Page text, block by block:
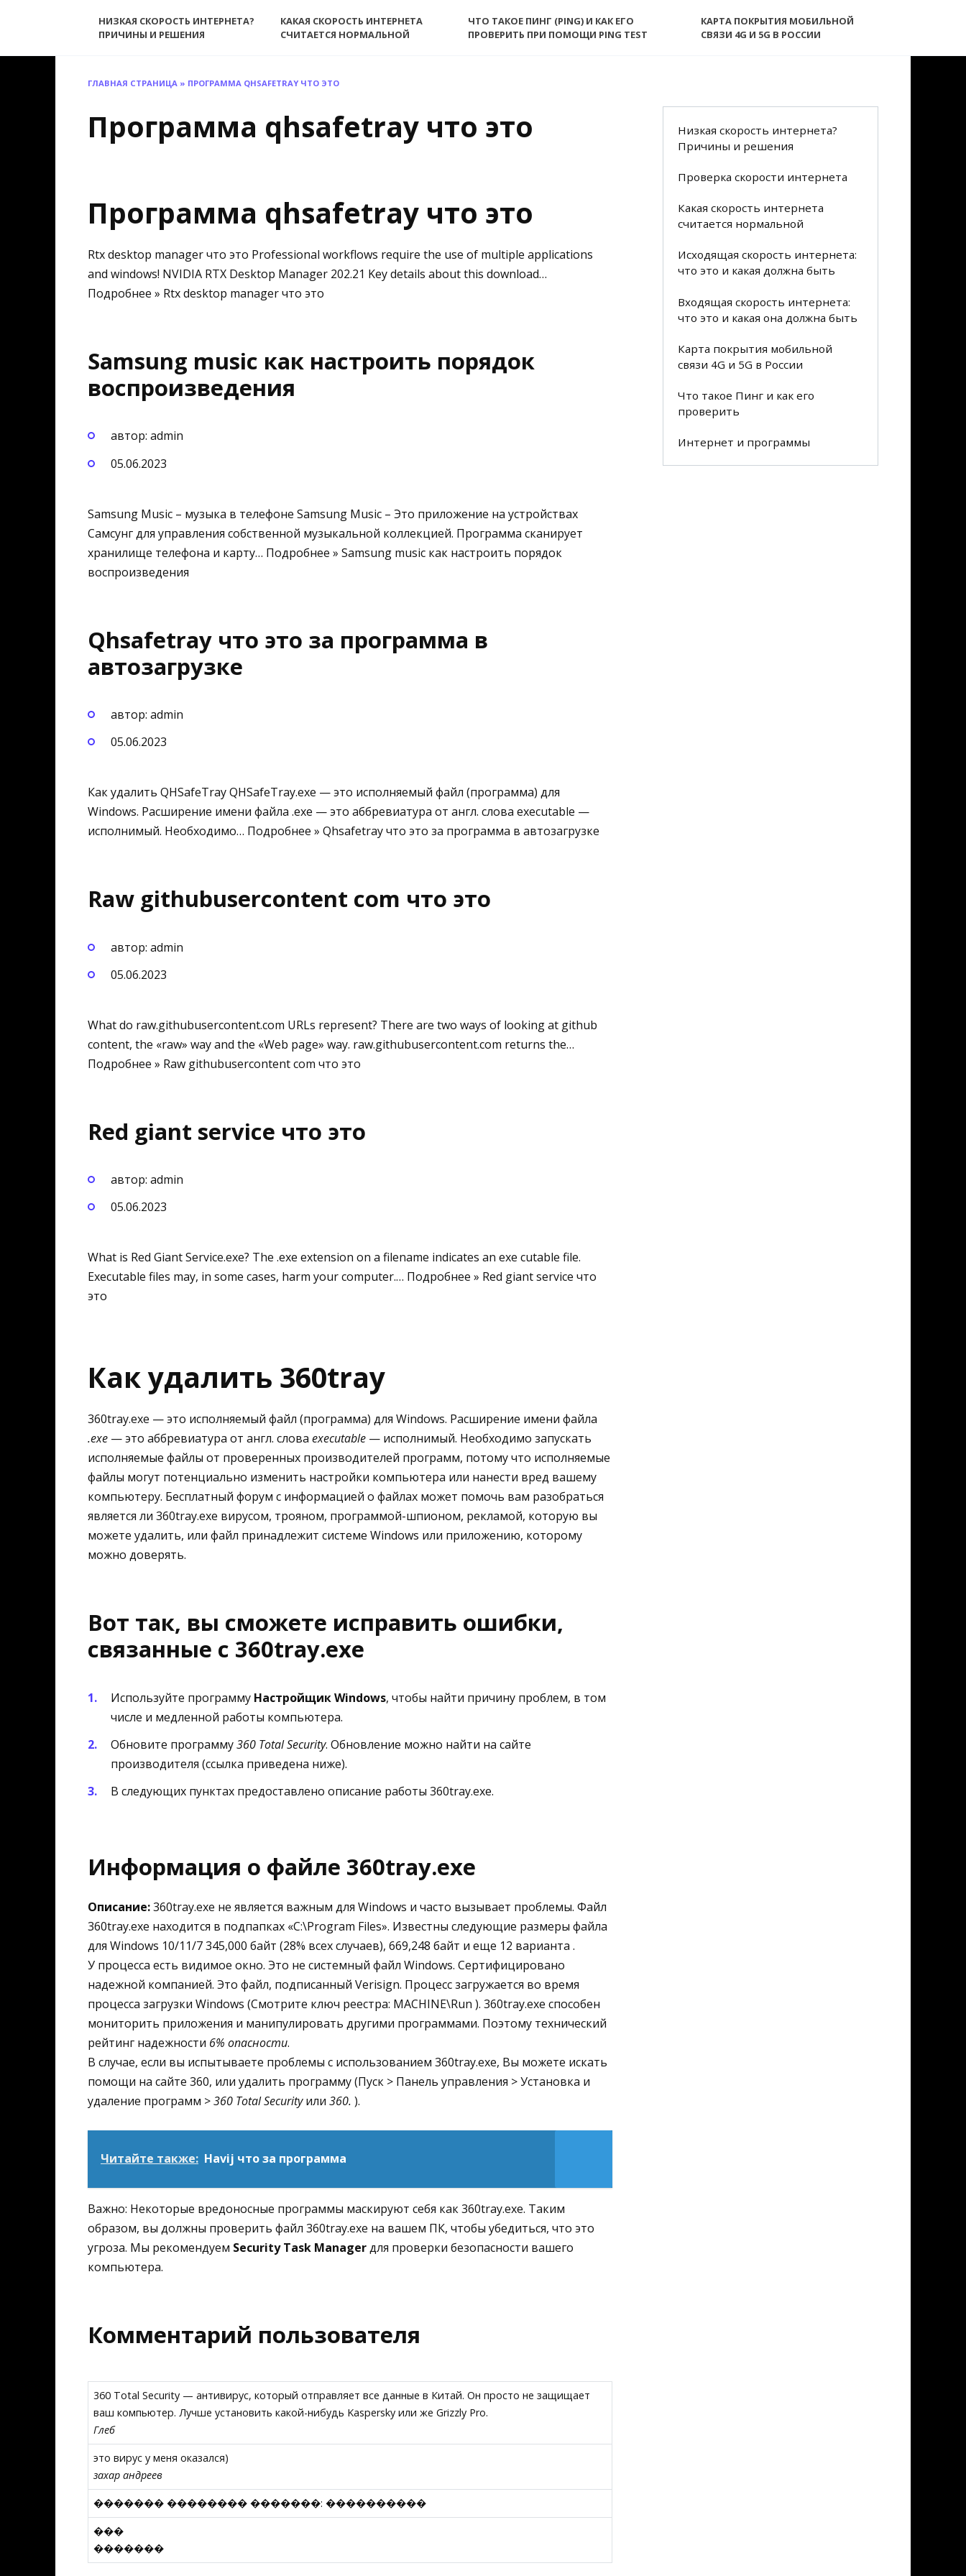
НИЗКАЯ СКОРОСТЬ ИНТЕРНЕТА?
ПРИЧИНЫ И РЕШЕНИЯ
КАКАЯ СКОРОСТЬ ИНТЕРНЕТА
СЧИТАЕТСЯ НОРМАЛЬНОЙ
ЧТО ТАКОЕ ПИНГ (PING) И КАК ЕГО
ПРОВЕРИТЬ ПРИ ПОМОЩИ PING TEST
КАРТА ПОКРЫТИЯ МОБИЛЬНОЙ
СВЯЗИ 4G И 5G В РОССИИ
ГЛАВНАЯ СТРАНИЦА » ПРОГРАММА QHSAFETRAY ЧТО ЭТО
Программа qhsafetray что это
Программа qhsafetray что это
Rtx desktop manager что это Professional workflows require the use of multiple applications
and windows! NVIDIA RTX Desktop Manager 202.21 Key details about this download…
Подробнее » Rtx desktop manager что это
Samsung music как настроить порядок
воспроизведения
автор: admin
05.06.2023
Samsung Music – музыка в телефоне Samsung Music – Это приложение на устройствах
Самсунг для управления собственной музыкальной коллекцией. Программа сканирует
хранилище телефона и карту… Подробнее » Samsung music как настроить порядок
воспроизведения
Qhsafetray что это за программа в
автозагрузке
автор: admin
05.06.2023
Как удалить QHSafeTray QHSafeTray.exe — это исполняемый файл (программа) для
Windows. Расширение имени файла .exe — это аббревиатура от англ. слова executable —
исполнимый. Необходимо… Подробнее » Qhsafetray что это за программа в автозагрузке
Raw githubusercontent com что это
автор: admin
05.06.2023
What do raw.githubusercontent.com URLs represent? There are two ways of looking at github
content, the «raw» way and the «Web page» way. raw.githubusercontent.com returns the…
Подробнее » Raw githubusercontent com что это
Red giant service что это
автор: admin
05.06.2023
What is Red Giant Service.exe? The .exe extension on a filename indicates an exe cutable file.
Executable files may, in some cases, harm your computer.… Подробнее » Red giant service что
это
Как удалить 360tray
360tray.exe — это исполняемый файл (программа) для Windows. Расширение имени файла
.exe — это аббревиатура от англ. слова executable — исполнимый. Необходимо запускать
исполняемые файлы от проверенных производителей программ, потому что исполняемые
файлы могут потенциально изменить настройки компьютера или нанести вред вашему
компьютеру. Бесплатный форум с информацией о файлах может помочь вам разобраться
является ли 360tray.exe вирусом, трояном, программой-шпионом, рекламой, которую вы
можете удалить, или файл принадлежит системе Windows или приложению, которому
можно доверять.
Вот так, вы сможете исправить ошибки,
связанные с 360tray.exe
Используйте программу Настройщик Windows, чтобы найти причину проблем, в том
числе и медленной работы компьютера.
Обновите программу360 Total Security. Обновление можно найти на сайте
производителя (ссылка приведена ниже).
В следующих пунктах предоставлено описание работы 360tray.exe.
Информация о файле 360tray.exe
Описание:360tray.exe не является важным для Windows и часто вызывает проблемы. Файл
360tray.exe находится в подпапках «C:\Program Files». Известны следующие размеры файла
для Windows 10/11/7 345,000 байт (28% всех случаев), 669,248 байт и еще 12 варианта .
У процесса есть видимое окно. Это не системный файл Windows. Сертифицировано
надежной компанией. Это файл, подписанный Verisign. Процесс загружается во время
процесса загрузки Windows (Смотрите ключ реестра: MACHINE\Run ). 360tray.exe способен
мониторить приложения и манипулировать другими программами. Поэтому технический
рейтинг надежности 6% опасности.
В случае, если вы испытываете проблемы с использованием 360tray.exe, Вы можете искать
помощи на сайте 360, или удалить программу (Пуск > Панель управления > Установка и
удаление программ >360 Total Securityили 360. ).
Читайте также: Havij что за программа
Важно: Некоторые вредоносные программы маскируют себя как 360tray.exe. Таким
образом, вы должны проверить файл 360tray.exe на вашем ПК, чтобы убедиться, что это
угроза. Мы рекомендуем Security Task Managerдля проверки безопасности вашего
компьютера.
Комментарий пользователя
360 Total Security — антивирус, который отправляет все данные в Китай. Он просто не защищает
ваш компьютер. Лучше установить какой-нибудь Kaspersky или же Grizzly Pro.
Глеб
это вирус у меня оказался)
захар андреев
������� �������� �������: ����������
���
�������
Низкая скорость интернета?
Причины и решения
Проверка скорости интернета
Какая скорость интернета
считается нормальной
Исходящая скорость интернета:
что это и какая должна быть
Входящая скорость интернета:
что это и какая она должна быть
Карта покрытия мобильной
связи 4G и 5G в России
Что такое Пинг и как его
проверить
Интернет и программы